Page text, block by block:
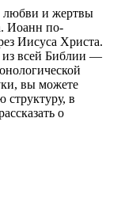
любви и жертвы
Иоанн по-
Иисуса Христа.
из всей Библии —
вы можете
структуру, в
о